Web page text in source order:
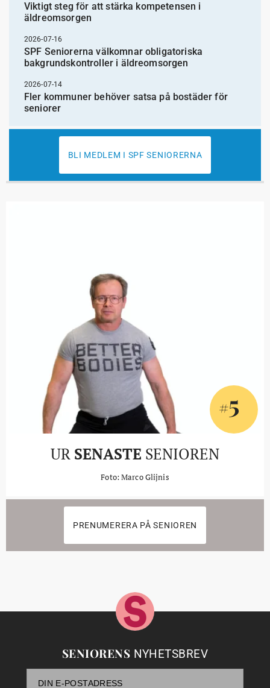
Viktigt steg för att stärka kompetensen i
äldreomsorgen
2026-07-16
SPF Seniorerna välkomnar obligatoriska
bakgrundskontroller i äldreomsorgen
2026-07-14
Fler kommuner behöver satsa på bostäder för
seniorer
BLI MEDLEM I SPF SENIORERNA
#5
UR SENASTE SENIOREN
Foto: Marco Glijnis
PRENUMERERA PÅ SENIOREN
SENIORENS NYHETSBREV